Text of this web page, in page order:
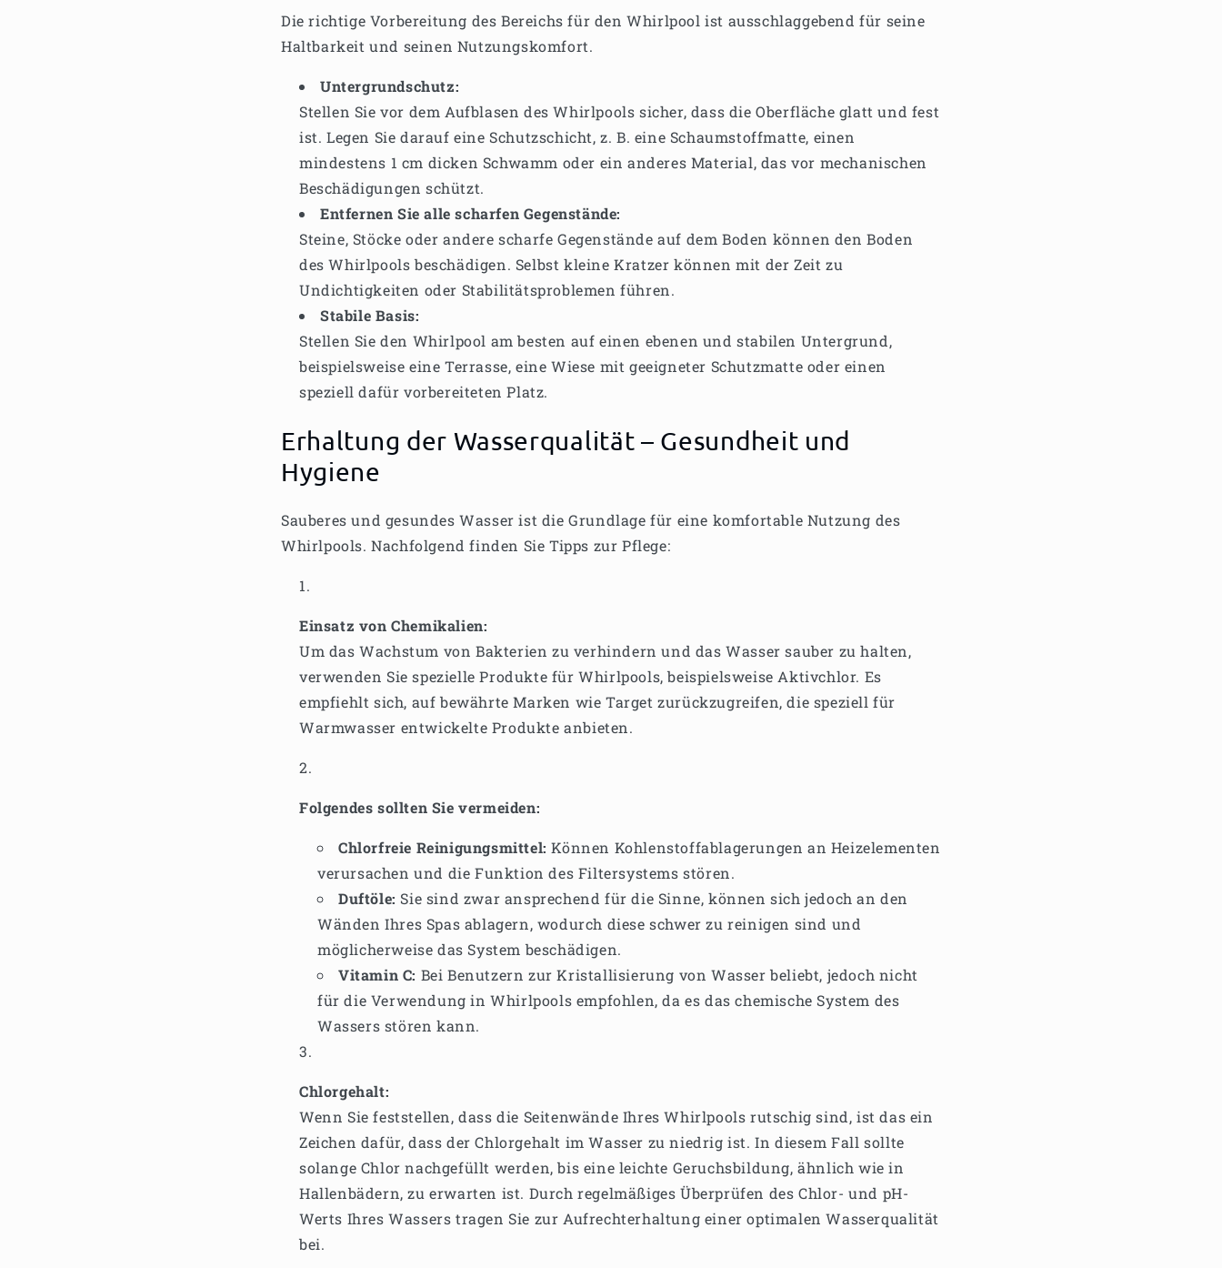
Die richtige Vorbereitung des Bereichs für den Whirlpool ist ausschlaggebend für seine
Haltbarkeit und seinen Nutzungskomfort.
Untergrundschutz:
Stellen Sie vor dem Aufblasen des Whirlpools sicher, dass die Oberfläche glatt und fest
ist. Legen Sie darauf eine Schutzschicht, z. B. eine Schaumstoffmatte, einen
mindestens 1 cm dicken Schwamm oder ein anderes Material, das vor mechanischen
Beschädigungen schützt.
Entfernen Sie alle scharfen Gegenstände:
Steine, Stöcke oder andere scharfe Gegenstände auf dem Boden können den Boden
des Whirlpools beschädigen. Selbst kleine Kratzer können mit der Zeit zu
Undichtigkeiten oder Stabilitätsproblemen führen.
Stabile Basis:
Stellen Sie den Whirlpool am besten auf einen ebenen und stabilen Untergrund,
beispielsweise eine Terrasse, eine Wiese mit geeigneter Schutzmatte oder einen
speziell dafür vorbereiteten Platz.
Erhaltung der Wasserqualität – Gesundheit und
Hygiene
Sauberes und gesundes Wasser ist die Grundlage für eine komfortable Nutzung des
Whirlpools. Nachfolgend finden Sie Tipps zur Pflege:
Einsatz von Chemikalien:
Um das Wachstum von Bakterien zu verhindern und das Wasser sauber zu halten,
verwenden Sie spezielle Produkte für Whirlpools, beispielsweise Aktivchlor. Es
empfiehlt sich, auf bewährte Marken wie Target zurückzugreifen, die speziell für
Warmwasser entwickelte Produkte anbieten.
Folgendes sollten Sie vermeiden:
Chlorfreie Reinigungsmittel: Können Kohlenstoffablagerungen an Heizelementen
verursachen und die Funktion des Filtersystems stören.
Duftöle: Sie sind zwar ansprechend für die Sinne, können sich jedoch an den
Wänden Ihres Spas ablagern, wodurch diese schwer zu reinigen sind und
möglicherweise das System beschädigen.
Vitamin C: Bei Benutzern zur Kristallisierung von Wasser beliebt, jedoch nicht
für die Verwendung in Whirlpools empfohlen, da es das chemische System des
Wassers stören kann.
Chlorgehalt:
Wenn Sie feststellen, dass die Seitenwände Ihres Whirlpools rutschig sind, ist das ein
Zeichen dafür, dass der Chlorgehalt im Wasser zu niedrig ist. In diesem Fall sollte
solange Chlor nachgefüllt werden, bis eine leichte Geruchsbildung, ähnlich wie in
Hallenbädern, zu erwarten ist. Durch regelmäßiges Überprüfen des Chlor- und pH-
Werts Ihres Wassers tragen Sie zur Aufrechterhaltung einer optimalen Wasserqualität
bei.